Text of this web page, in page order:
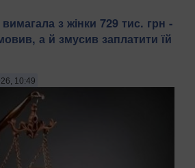
з жінки 729 тис. грн -
а й змусив заплатити їй
10:49